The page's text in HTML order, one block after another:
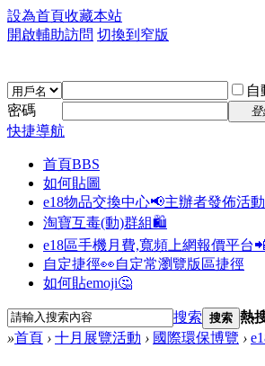
設為首頁收藏本站
開啟輔助訪問 切換到窄版
自
密碼
登
快捷導航
首頁BBS
如何貼圖
e18物品交換中心📢主辦者發佈活
淘寶互毒(動)群組🛍️
e18區手機月費,寬頻上網報價平台
自定捷徑👀自定常瀏覽版區捷徑
如何貼emoji🤔
搜索 搜索 熱
»首頁 › 十月展覽活動 › 國際環保博覽 ›